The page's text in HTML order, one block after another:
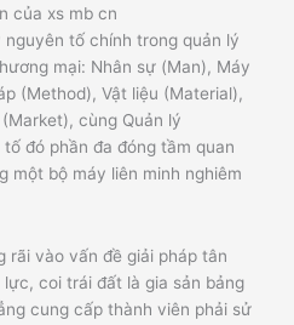
của xs mb cn
tố chính trong quản lý
mại: Nhân sự (Man), Máy
(Method), Vật liệu (Material),
cùng Quản lý
đó phần đa đóng tầm quan
một bộ máy liên minh nghiêm
rãi vào vấn đề giải pháp tân
coi trái đất là gia sản bảng
cung cấp thành viên phải sử